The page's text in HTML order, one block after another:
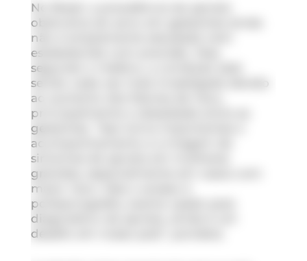
No Brasil, a prevalência da apneia
obstrutiva do sono em gestantes ainda
não é amplamente estudada nem
estabelecida com precisão. Mas,
segundo o médico, a condição está
sendo cada vez mais investigada devido
ao aumento dos fatores de risco,
principalmente a obesidade entre as
gestantes. “Isso torna importantes o
acompanhamento e a triagem de
sintomas de apneia em mulheres
grávidas, especialmente em casos com
maior risco. Mas o acesso à
polissonografia, exame usado para
diagnóstico da apneia, ainda é um
desafio em nosso país”, pondera.